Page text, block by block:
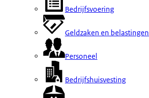
Bedrijfsvoering
Geldzaken en belastingen
Personeel
Bedrijfshuisvesting